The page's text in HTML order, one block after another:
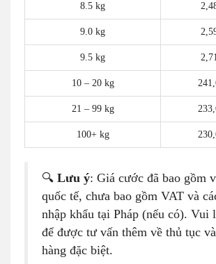
8.5 kg
9.0 kg
9.5 kg
10 – 20 kg
21 – 99 kg
100+ kg
🔍 Lưu ý: Giá cước đã bao gồm
quốc tế, chưa bao gồm VAT và
nhập khẩu tại Pháp (nếu có). Vui
để được tư vấn thêm về thủ tục
hàng đặc biệt.